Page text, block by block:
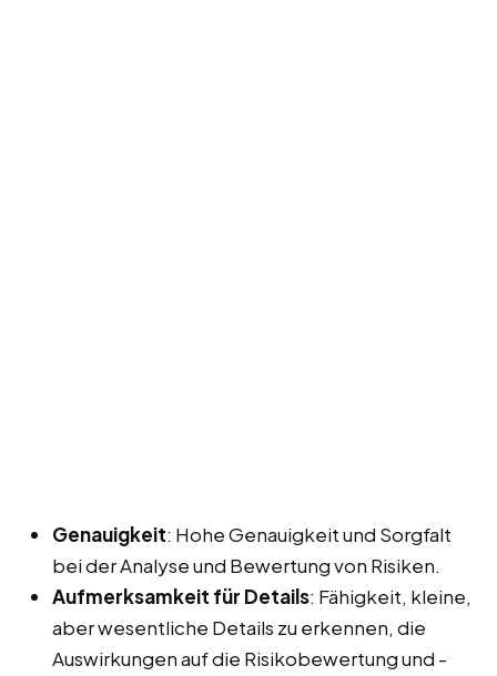
Genauigkeit: Hohe Genauigkeit und Sorgfalt
bei der Analyse und Bewertung von Risiken.
Aufmerksamkeit für Details: Fähigkeit, kleine,
aber wesentliche Details zu erkennen, die
Auswirkungen auf die Risikobewertung und -